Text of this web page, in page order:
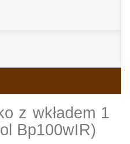
z wkładem 1
Bp100wIR)